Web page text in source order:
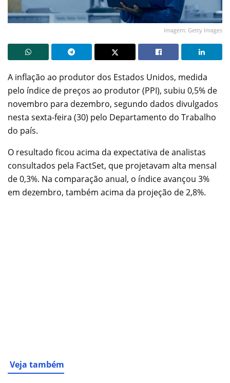
Imagem: Getty Images
A inflação ao produtor dos Estados Unidos, medida
pelo índice de preços ao produtor (PPI), subiu 0,5% de
novembro para dezembro, segundo dados divulgados
nesta sexta-feira (30) pelo Departamento do Trabalho
do país.
O resultado ficou acima da expectativa de analistas
consultados pela FactSet, que projetavam alta mensal
de 0,3%. Na comparação anual, o índice avançou 3%
em dezembro, também acima da projeção de 2,8%.
Veja também